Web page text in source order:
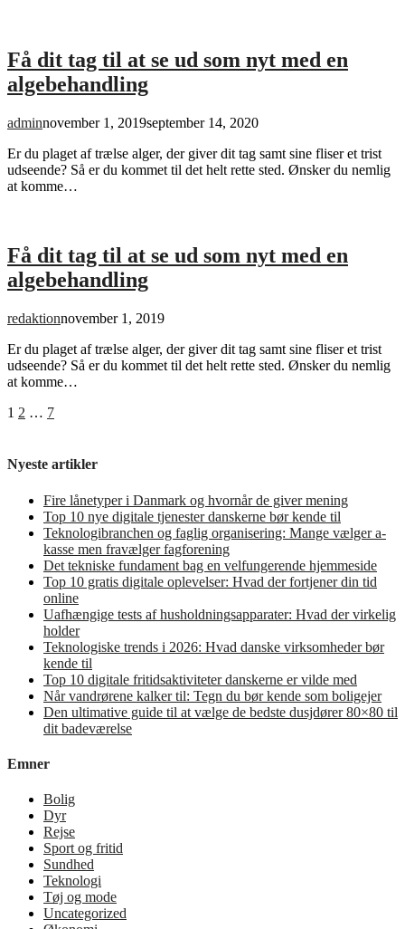
Få dit tag til at se ud som nyt med en
algebehandling
adminnovember 1, 2019september 14, 2020
Er du plaget af trælse alger, der giver dit tag samt sine fliser et trist
udseende? Så er du kommet til det helt rette sted. Ønsker du nemlig
at komme…
Få dit tag til at se ud som nyt med en
algebehandling
redaktionnovember 1, 2019
Er du plaget af trælse alger, der giver dit tag samt sine fliser et trist
udseende? Så er du kommet til det helt rette sted. Ønsker du nemlig
at komme…
Indlægsinddeling
Side
1 Side
2 … Side
7
Nyeste artikler
Fire lånetyper i Danmark og hvornår de giver mening
Top 10 nye digitale tjenester danskerne bør kende til
Teknologibranchen og faglig organisering: Mange vælger a-
kasse men fravælger fagforening
Det tekniske fundament bag en velfungerende hjemmeside
Top 10 gratis digitale oplevelser: Hvad der fortjener din tid
online
Uafhængige tests af husholdningsapparater: Hvad der virkelig
holder
Teknologiske trends i 2026: Hvad danske virksomheder bør
kende til
Top 10 digitale fritidsaktiviteter danskerne er vilde med
Når vandrørene kalker til: Tegn du bør kende som boligejer
Den ultimative guide til at vælge de bedste dusjdører 80×80 til
dit badeværelse
Emner
Bolig
Dyr
Rejse
Sport og fritid
Sundhed
Teknologi
Tøj og mode
Uncategorized